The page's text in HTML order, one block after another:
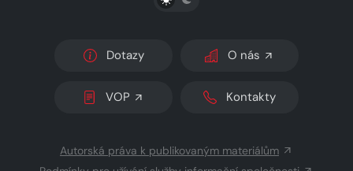
Dotazy O nás
VOP Kontakty
Autorská práva k publikovaným materiálům